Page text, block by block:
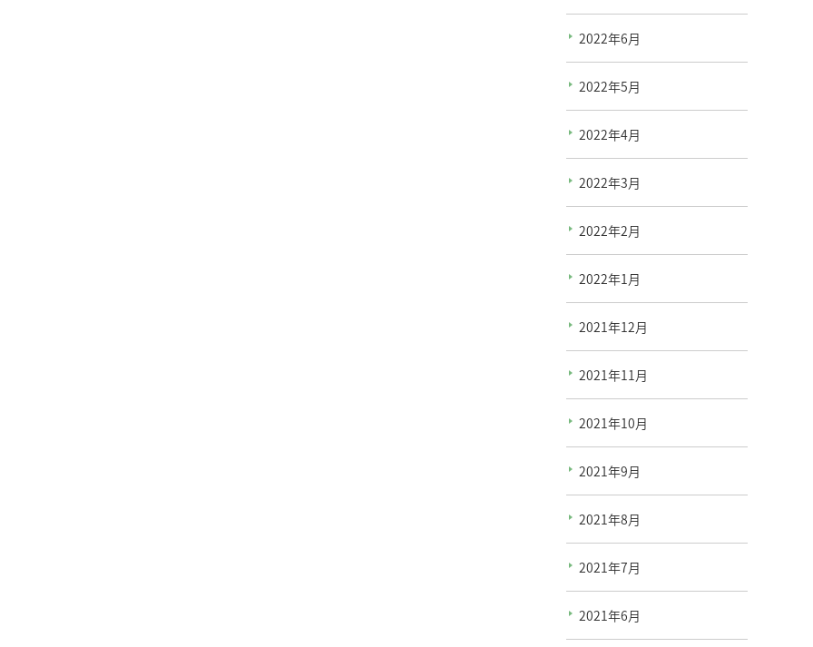
2022年6月
2022年5月
2022年4月
2022年3月
2022年2月
2022年1月
2021年12月
2021年11月
2021年10月
2021年9月
2021年8月
2021年7月
2021年6月